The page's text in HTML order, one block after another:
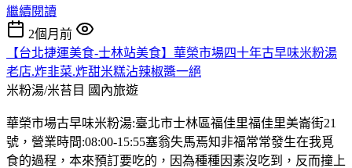
繼續閱讀
2個月前
【台北捷運美食-士林站美食】華榮市場四十年古早味米粉湯
老店.炸韭菜.炸甜米糕沾辣椒醬一絕
米粉湯/米苔目 國內旅遊
華榮市場古早味米粉湯:臺北市士林區福佳里福佳里美崙街21
號，營業時間:08:00-15:55塞翁失馬焉知非福常常發生在我覓
食的過程，本來預訂要吃的，因為種種因素沒吃到，反而撞上